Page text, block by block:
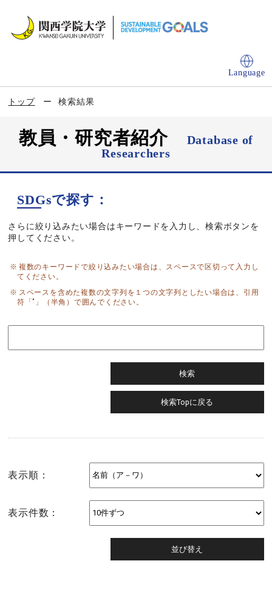
Language
トップ 検索結果
教員・研究者紹介
Database of
Researchers
SDGsで探す：
さらに絞り込みたい場合はキーワードを入力し、検索ボタンを
押してください。
複数のキーワードで絞り込みたい場合は、スペースで区切って入力し
てください。
スペースを含めた複数の文字列を１つの文字列としたい場合は、引用
符「"」（半角）で囲んでください。
表示順：
表示件数：